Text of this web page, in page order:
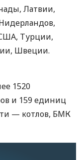
Латвии,
Турции,
Швеции.
1520
и 159 единиц
— котлов, БМК